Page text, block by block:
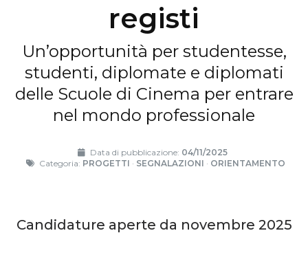
registi
Un’opportunità per studentesse,
studenti, diplomate e diplomati
delle Scuole di Cinema per entrare
nel mondo professionale
Data di pubblicazione: 04/11/2025
Categoria: PROGETTI · SEGNALAZIONI · ORIENTAMENTO
Candidature aperte da novembre 2025